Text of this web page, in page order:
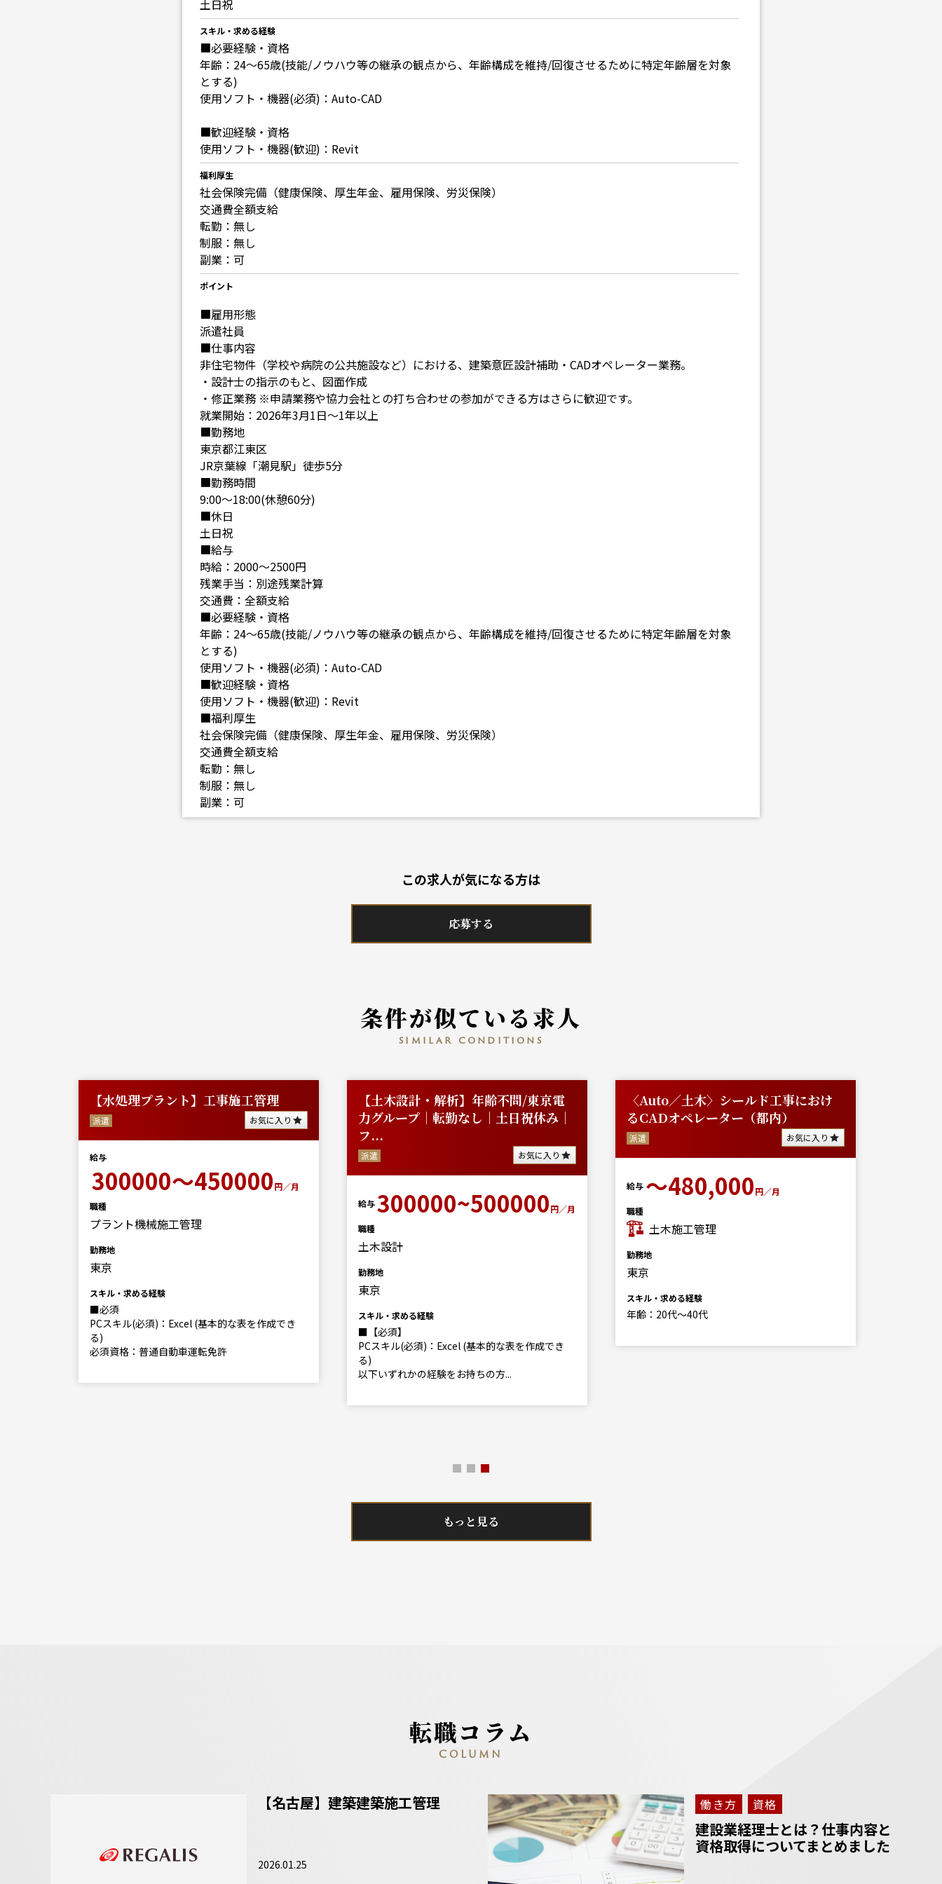
土日祝
スキル・求める経験
■必要経験・資格
年齢：24～65歳(技能/ノウハウ等の継承の観点から、年齢構成を維持/回復させるために特定年齢層を対象
とする)
使用ソフト・機器(必須)：Auto-CAD
■歓迎経験・資格
使用ソフト・機器(歓迎)：Revit
福利厚生
社会保険完備（健康保険、厚生年金、雇用保険、労災保険）
交通費全額支給
転勤：無し
制服：無し
副業：可
ポイント
■雇用形態
派遣社員
■仕事内容
非住宅物件（学校や病院の公共施設など）における、建築意匠設計補助・CADオペレーター業務。
・設計士の指示のもと、図面作成
・修正業務 ※申請業務や協力会社との打ち合わせの参加ができる方はさらに歓迎です。
就業開始：2026年3月1日～1年以上
■勤務地
東京都江東区
JR京葉線「潮見駅」徒歩5分
■勤務時間
9:00～18:00(休憩60分)
■休日
土日祝
■給与
時給：2000～2500円
残業手当：別途残業計算
交通費：全額支給
■必要経験・資格
年齢：24～65歳(技能/ノウハウ等の継承の観点から、年齢構成を維持/回復させるために特定年齢層を対象
とする)
使用ソフト・機器(必須)：Auto-CAD
■歓迎経験・資格
使用ソフト・機器(歓迎)：Revit
■福利厚生
社会保険完備（健康保険、厚生年金、雇用保険、労災保険）
交通費全額支給
転勤：無し
制服：無し
副業：可
この求人が気になる方は
応募する
条件が似ている求人
similar conditions
【水処理プラント】工事施工管理
派遣 お気に入り
給与
300000～450000円／月
職種
プラント機械施工管理
勤務地
東京
スキル・求める経験
■必須
PCスキル(必須)：Excel (基本的な表を作成でき
る)
必須資格：普通自動車運転免許
【土木設計・解析】年齢不問/東京電
力グループ｜転勤なし｜土日祝休み｜
フ...
派遣 お気に入り
給与300000~500000円／月
職種
土木設計
勤務地
東京
スキル・求める経験
■【必須】
PCスキル(必須)：Excel (基本的な表を作成でき
る)
以下いずれかの経験をお持ちの方...
〈Auto／土木〉シールド工事におけ
るCADオペレーター（都内）
派遣 お気に入り
給与 〜480,000円／月
職種
土木施工管理
勤務地
東京
スキル・求める経験
年齢：20代～40代
もっと見る
転職コラム
COLUMN
【名古屋】建築建築施工管理
2026.01.25
働き方 資格
建設業経理士とは？仕事内容と
資格取得についてまとめました